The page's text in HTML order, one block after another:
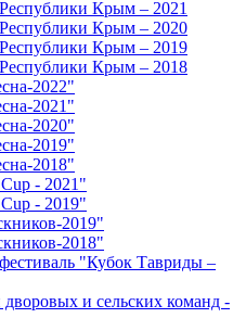
Крым – 2021
Крым – 2020
Крым – 2019
Крым – 2018
2022"
2021"
2020"
2019"
2018"
- 2021"
- 2019"
2019"
2018"
"Кубок Тавриды –
и сельских команд -